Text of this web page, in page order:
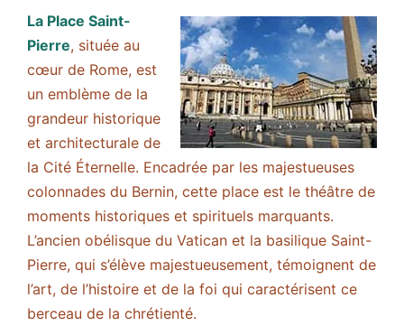
La Place Saint-
Pierre, située au
cœur de Rome, est
un emblème de la
grandeur historique
et architecturale de
la Cité Éternelle. Encadrée par les majestueuses
colonnades du Bernin, cette place est le théâtre de
moments historiques et spirituels marquants.
L’ancien obélisque du Vatican et la basilique Saint-
Pierre, qui s’élève majestueusement, témoignent de
l’art, de l’histoire et de la foi qui caractérisent ce
berceau de la chrétienté.